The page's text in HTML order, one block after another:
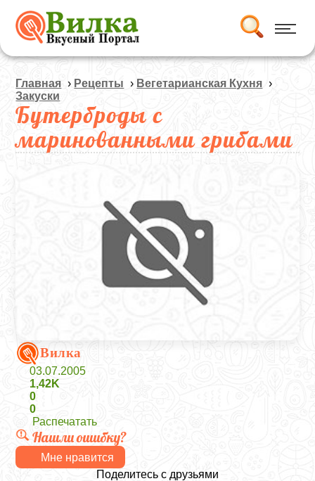
Главная › Рецепты › Вегетарианская Кухня ›
Закуски
Бутерброды с
маринованными грибами
Вилка
03.07.2005
1,42K
0
0
Распечатать
Нашли ошибку?
Мне нравится
Поделитесь с друзьями